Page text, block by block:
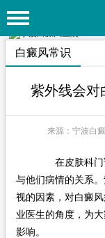
首 页
专家团队
特色疗法
白癜风常识
白癜风人群
白癜风常识
紫外线会对
来源：宁波白
在皮肤科门
与他们病情的关系
视的因素，对白癜
业医生的角度，为
影响。